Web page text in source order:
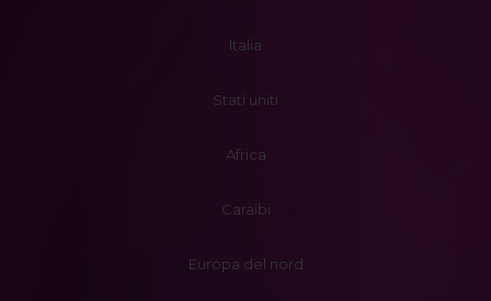
Italia
Stati uniti
Africa
Caraibi
Europa del nord